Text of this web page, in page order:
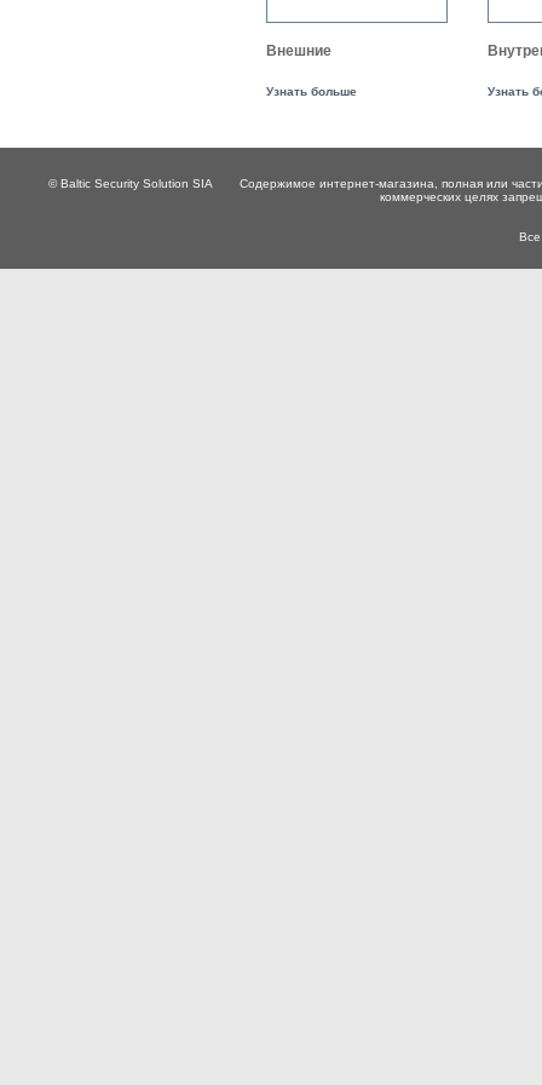
Внешние
Узнать больше Узнать
© Baltic Security Solution SIA
Содержимое интернет-магазина, полная или
коммерческих целях